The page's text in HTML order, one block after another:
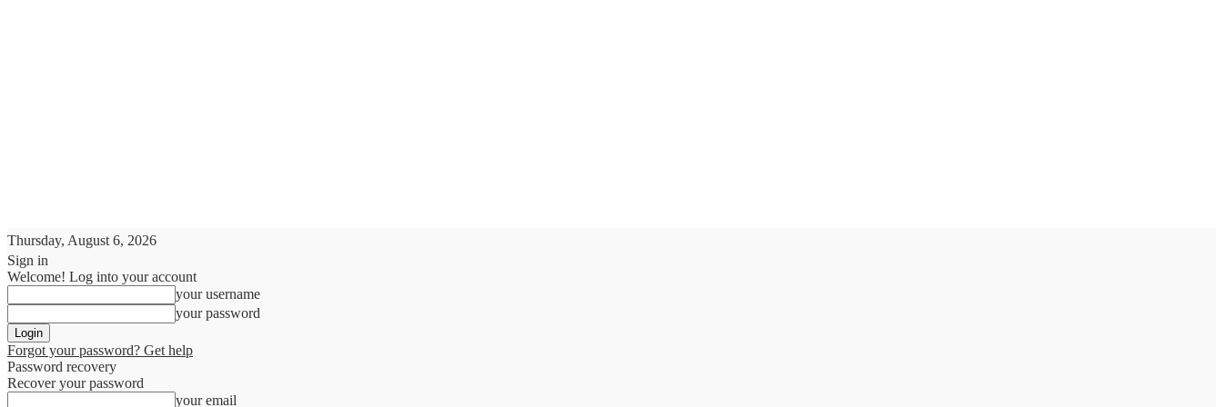
Thursday, August 6, 2026
Sign in
Welcome! Log into your account
your username
your password
Forgot your password? Get help
Password recovery
Recover your password
your email